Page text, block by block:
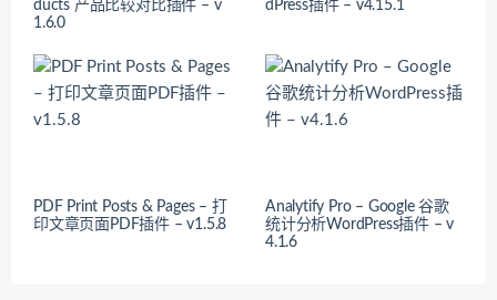
ducts 产品比较对比插件 – v
1.6.0
dPress插件 – v4.15.1
PDF Print Posts & Pages – 打
印文章页面PDF插件 – v1.5.8
Analytify Pro – Google 谷歌
统计分析WordPress插件 – v
4.1.6